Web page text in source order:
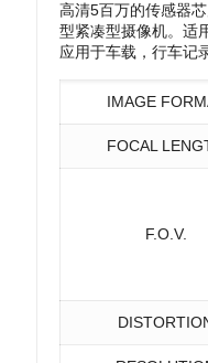
高清5百万的传感器
型紧凑型摄像机。适
应用于车载，行车记
IMAGE
FOCAL
F.O.V.